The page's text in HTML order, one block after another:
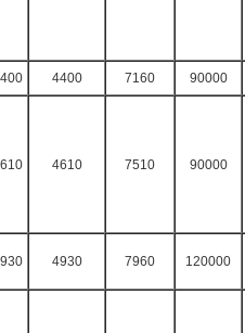
4400 7160 90000
4610 7510 90000
4930 7960 120000